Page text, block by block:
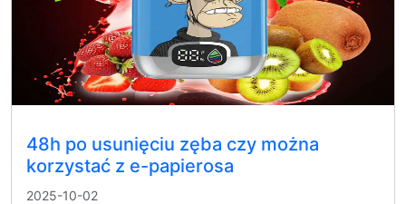
48h po usunięciu zęba czy można
korzystać z e-papierosa
2025-10-02